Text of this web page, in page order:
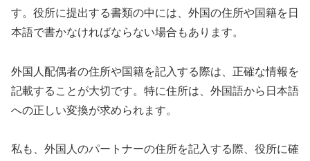
す。役所に提出する書類の中には、外国の住所や国籍を日
本語で書かなければならない場合もあります。
外国人配偶者の住所や国籍を記入する際は、正確な情報を
記載することが大切です。特に住所は、外国語から日本語
への正しい変換が求められます。
私も、外国人のパートナーの住所を記入する際、役所に確